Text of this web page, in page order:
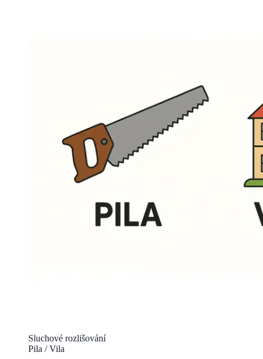
Sluchové rozlišování
Pila / Vila